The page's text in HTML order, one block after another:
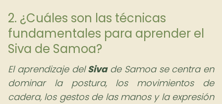
2. ¿Cuáles son las técnicas
fundamentales para aprender el
Siva de Samoa?
El aprendizaje delSivade Samoa se centra en
dominar la postura, los movimientos de
cadera, los gestos de las manos y la expresión